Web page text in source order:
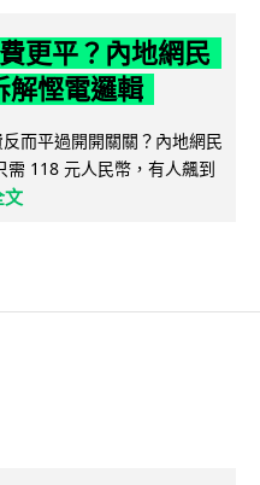
更平？內地網民
解慳電邏輯
而平過開開關關？內地網民
118 元人民幣，有人飆到
文